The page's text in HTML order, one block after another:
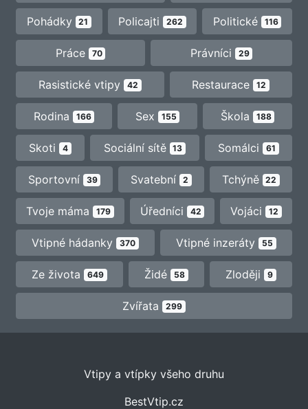
Pohádky 21 Policajti 262 Politické 116
Práce 70 Právníci 29
Rasistické vtipy 42 Restaurace 12
Rodina 166 Sex 155 Škola 188
Skoti 4 Sociální sítě 13 Somálci 61
Sportovní 39 Svatební 2 Tchýně 22
Tvoje máma 179 Úředníci 42 Vojáci 12
Vtipné hádanky 370 Vtipné inzeráty 55
Ze života 649 Židé 58 Zloději 9
Zvířata 299
Vtipy a vtípky všeho druhu
BestVtip.cz